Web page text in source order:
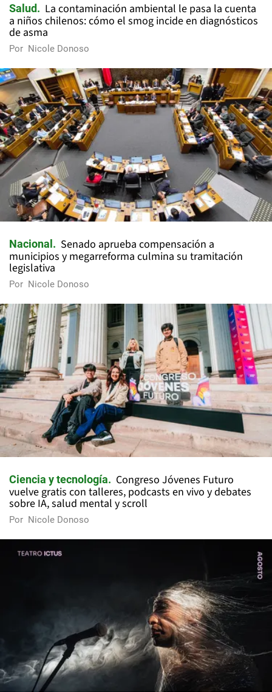
Salud
La contaminación ambiental le pasa la cuenta
a niños chilenos: cómo el smog incide en diagnósticos
de asma
Por Nicole Donoso
Nacional
Senado aprueba compensación a
municipios y megarreforma culmina su tramitación
legislativa
Por Nicole Donoso
Ciencia y tecnología
Congreso Jóvenes Futuro
vuelve gratis con talleres, podcasts en vivo y debates
sobre IA, salud mental y scroll
Por Nicole Donoso